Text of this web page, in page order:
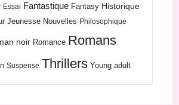
Essai Fantastique Fantasy Historique
Jeunesse Nouvelles Philosophique
noir Romance Romans
Suspense Thrillers Young adult